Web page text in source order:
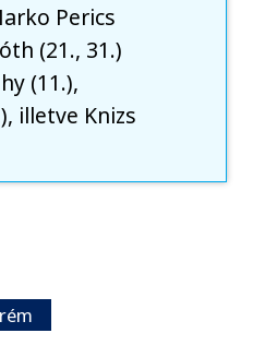
Perics
(21., 31.)
(11.),
illetve Knizs